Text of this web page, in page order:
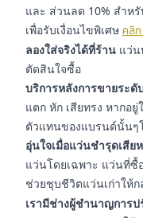
และ ส่วนลด 10% สำห
เพื่อรับเงื่อนไขพิเศษ คลิก
ลองใส่จริงได้ที่ร้าน แว่น
ตัดสินใจซื้อ
บริการหลังการขายระดั
แตก หัก เสียทรง หากอ
ตัวแทนของแบรนด์นั้นๆ
อุ่นใจเมื่อแว่นชำรุดเสีย
แว่นโดยเฉพาะ แว่นที่ซื้
ช่วยชุบชีวิตแว่นเก่าให้
เรามีช่างผู้ชำนาญการ